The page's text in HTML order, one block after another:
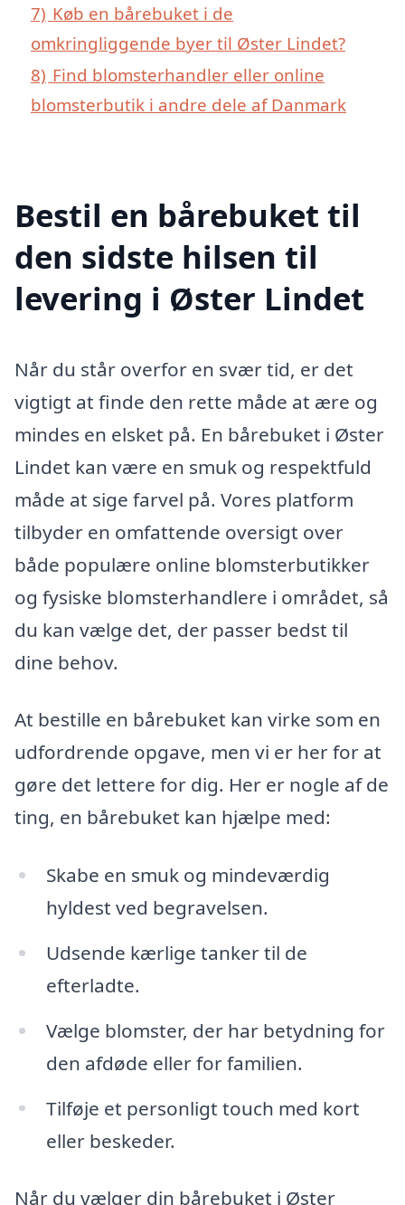
7) Køb en bårebuket i de
omkringliggende byer til Øster Lindet?
8) Find blomsterhandler eller online
blomsterbutik i andre dele af Danmark
Bestil en bårebuket til
den sidste hilsen til
levering i Øster Lindet
Når du står overfor en svær tid, er det
vigtigt at finde den rette måde at ære og
mindes en elsket på. En bårebuket i Øster
Lindet kan være en smuk og respektfuld
måde at sige farvel på. Vores platform
tilbyder en omfattende oversigt over
både populære online blomsterbutikker
og fysiske blomsterhandlere i området, så
du kan vælge det, der passer bedst til
dine behov.
At bestille en bårebuket kan virke som en
udfordrende opgave, men vi er her for at
gøre det lettere for dig. Her er nogle af de
ting, en bårebuket kan hjælpe med:
Skabe en smuk og mindeværdig
hyldest ved begravelsen.
Udsende kærlige tanker til de
efterladte.
Vælge blomster, der har betydning for
den afdøde eller for familien.
Tilføje et personligt touch med kort
eller beskeder.
Når du vælger din bårebuket i Øster